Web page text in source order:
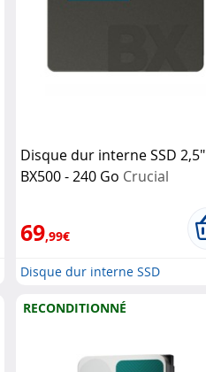
Disque dur interne SSD 2,5"
BX500 - 240 Go Crucial
69,99€
Disque dur interne SSD
RECONDITIONNÉ